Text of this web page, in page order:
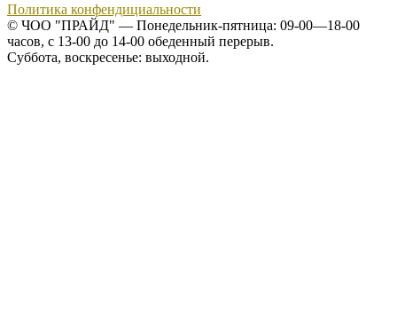
Политика конфендициальности
© ЧОО "ПРАЙД" — Понедельник-пятница: 09-00—18-00
часов, с 13-00 до 14-00 обеденный перерыв.
Суббота, воскресенье: выходной.